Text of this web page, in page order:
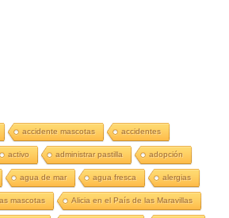
accidente mascotas accidentes
activo administrar pastilla adopción
agua de mar agua fresca alergias
mascotas Alicia en el País de las Maravillas